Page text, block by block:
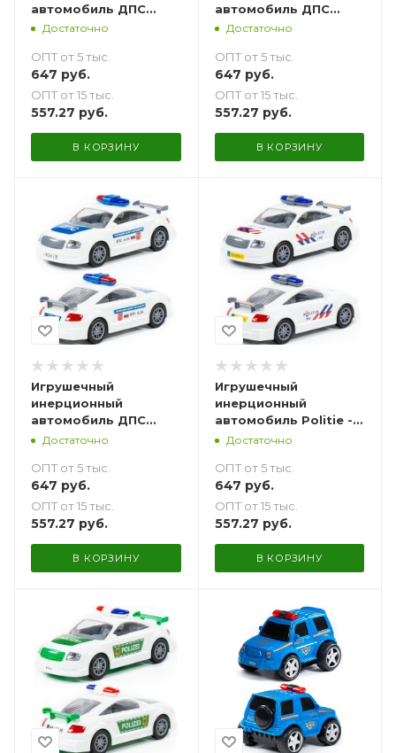
автомобиль ДПС
Минск - 27 см
Достаточно
ОПТ от 5 тыс.
647 руб.
ОПТ от 15 тыс.
557.27 руб.
В КОРЗИНУ
автомобиль ДПС
Казахстан - 27 см
Достаточно
ОПТ от 5 тыс.
647 руб.
ОПТ от 15 тыс.
557.27 руб.
В КОРЗИНУ
Игрушечный
инерционный
автомобиль ДПС
Санкт-Петербург - 27
Достаточно
ОПТ от 5 тыс.
647 руб.
ОПТ от 15 тыс.
557.27 руб.
В КОРЗИНУ
Игрушечный
инерционный
автомобиль Politie -
27 см
Достаточно
ОПТ от 5 тыс.
647 руб.
ОПТ от 15 тыс.
557.27 руб.
В КОРЗИНУ